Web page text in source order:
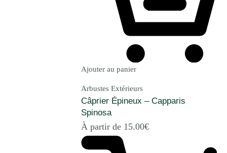
Ajouter au panier
Arbustes Extérieurs
Câprier Épineux – Capparis
Spinosa
À partir de 15.00€